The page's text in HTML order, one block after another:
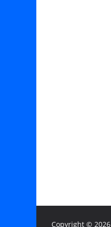
Copyright © 2026